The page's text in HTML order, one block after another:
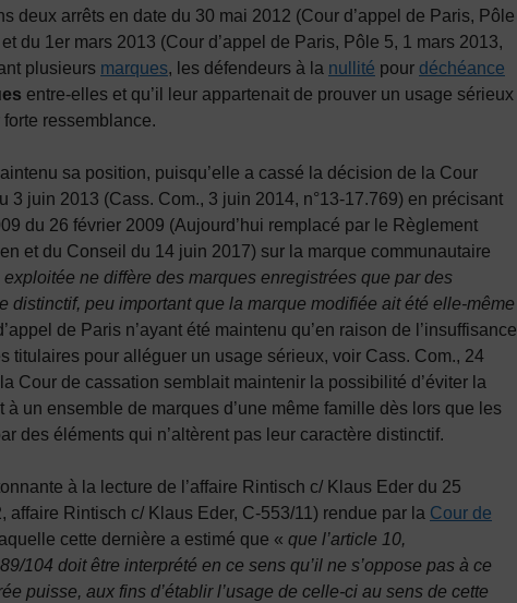
deux arrêts en date du 30 mai 2012 (Cour d’appel de Paris, Pôle
du 1er mars 2013 (Cour d’appel de Paris, Pôle 5, 1 mars 2013,
plusieurs marques, les défendeurs à la nullité pour déchéance
entre-elles et qu’il leur appartenait de prouver un usage sérieux
ressemblance.
sa position, puisqu’elle a cassé la décision de la Cour
3 juin 2013 (Cass. Com., 3 juin 2014, n°13-17.769) en précisant
du 26 février 2009 (Aujourd’hui remplacé par le Règlement
et du Conseil du 14 juin 2017) sur la marque communautaire
ne diffère des marques enregistrées que par des
distinctif, peu important que la marque modifiée ait été elle-même
de Paris n’ayant été maintenu qu’en raison de l’insuffisance
titulaires pour alléguer un usage sérieux, voir Cass. Com., 24
Cour de cassation semblait maintenir la possibilité d’éviter la
à un ensemble de marques d’une même famille dès lors que les
des éléments qui n’altèrent pas leur caractère distinctif.
à la lecture de l’affaire Rintisch c/ Klaus Eder du 25
Rintisch c/ Klaus Eder, C‑553/11) rendue par la Cour de
cette dernière a estimé que « que l’article 10,
104 doit être interprété en ce sens qu’il ne s’oppose pas à ce
puisse, aux fins d’établir l’usage de celle-ci au sens de cette